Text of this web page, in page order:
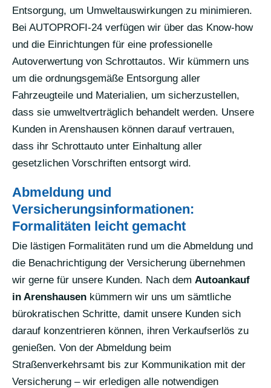
Entsorgung, um Umweltauswirkungen zu minimieren.
Bei AUTOPROFI-24 verfügen wir über das Know-how
und die Einrichtungen für eine professionelle
Autoverwertung von Schrottautos. Wir kümmern uns
um die ordnungsgemäße Entsorgung aller
Fahrzeugteile und Materialien, um sicherzustellen,
dass sie umweltverträglich behandelt werden. Unsere
Kunden in Arenshausen können darauf vertrauen,
dass ihr Schrottauto unter Einhaltung aller
gesetzlichen Vorschriften entsorgt wird.
Abmeldung und
Versicherungsinformationen:
Formalitäten leicht gemacht
Die lästigen Formalitäten rund um die Abmeldung und
die Benachrichtigung der Versicherung übernehmen
wir gerne für unsere Kunden. Nach dem Autoankauf
in Arenshausen kümmern wir uns um sämtliche
bürokratischen Schritte, damit unsere Kunden sich
darauf konzentrieren können, ihren Verkaufserlös zu
genießen. Von der Abmeldung beim
Straßenverkehrsamt bis zur Kommunikation mit der
Versicherung – wir erledigen alle notwendigen